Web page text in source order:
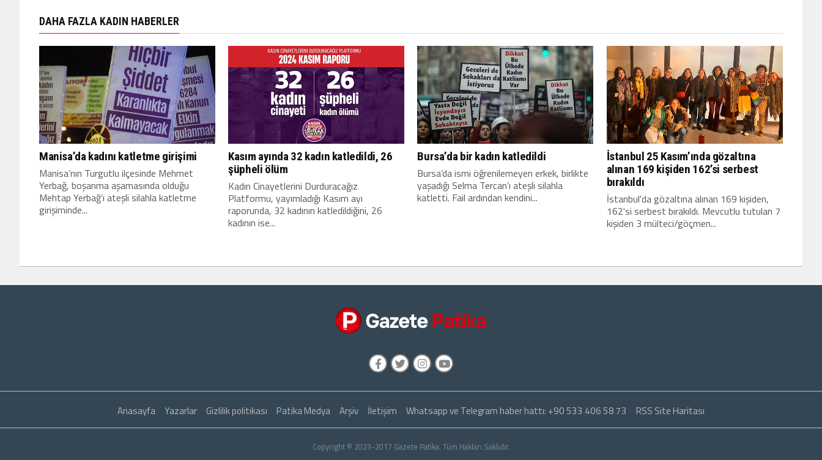
DAHA FAZLA KADIN HABERLER
Manisa’da kadını katletme girişimi
Manisa’nın Turgutlu ilçesinde Mehmet
Yerbağ, boşanma aşamasında olduğu
Mehtap Yerbağ’ı ateşli silahla katletme
girişiminde...
Kasım ayında 32 kadın katledildi, 26
şüpheli ölüm
Kadın Cinayetlerini Durduracağız
Platformu, yayımladığı Kasım ayı
raporunda, 32 kadının katledildiğini, 26
kadının ise...
Bursa’da bir kadın katledildi
Bursa’da ismi öğrenilemeyen erkek, birlikte
yaşadığı Selma Tercan’ı ateşli silahla
katletti. Fail ardından kendini...
İstanbul 25 Kasım’ında gözaltına
alınan 169 kişiden 162’si serbest
bırakıldı
İstanbul'da gözaltına alınan 169 kişiden,
162'si serbest bırakıldı. Mevcutlu tutulan 7
kişiden 3 mülteci/göçmen...
Anasayfa Yazarlar Gizlilik politikası Patika Medya Arşiv İletişim Whatsapp ve Telegram haber hattı: +90 533 406 58 73 RSS Site Haritası
Copyright © 2023-2017 Gazete Patika. Tüm Hakları Saklıdır.